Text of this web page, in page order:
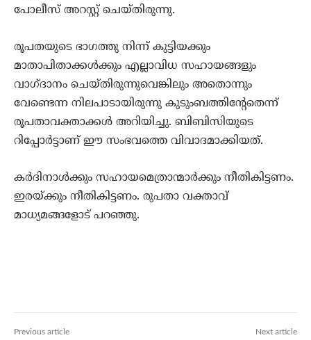
പോലീസ് അറസ്റ്റ് ചെയ്തിരുന്നു.
രൂപതയുടെ ഭാഗത്തു നിന്ന് കുട്ടിയക്കും
മാതാപിതാക്കള്‍ക്കും എല്ലാവിധ സഹായങ്ങളും
വാഗ്ദാനം ചെയ്തിരുന്നുവെങ്കിലും അതൊന്നും
വേണ്ടെന്ന നിലപാടായിരുന്നു കുടുംബത്തിന്റേതെന്ന്
രൂപതാവക്താക്കള്‍ അറിയിച്ചു. ബിബിസിയുടെ
റിപ്പോര്‍ട്ടാണ് ഈ സംഭവത്തെ വിവാദമാക്കിയത്.
കര്‍ദിനാള്‍ക്കും സഹായമെത്രാന്മാര്‍ക്കും നീതികിട്ടണം.
ഇരയ്ക്കും നീതികിട്ടണം. രുപതാ വക്താവ്
മാധ്യമങ്ങളോട് പറഞ്ഞു.
Previous article Next article